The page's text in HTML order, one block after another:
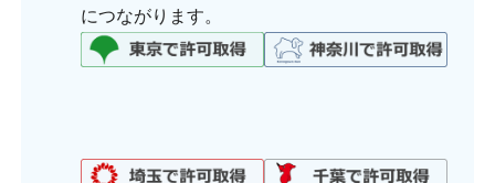
につながります。